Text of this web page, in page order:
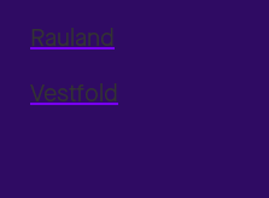
Rauland
Vestfold